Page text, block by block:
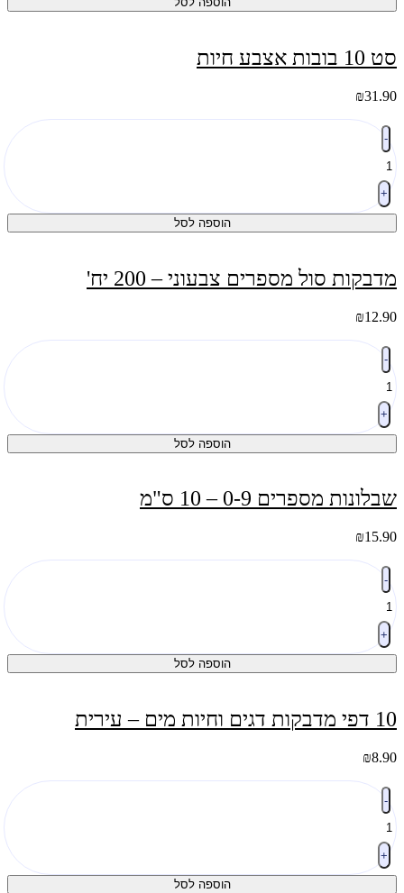
סט 10 בובות אצבע חיות
₪31.90
כמות
של
סט
10
בובות
אצבע
-
+
הוספה לסל
מדבקות סול מספרים צבעוני – 200 יח'
₪12.90
כמות
של
מדבקות
סול
מספרים
צבעוני
-
+
הוספה לסל
שבלונות מספרים 0-9 – 10 ס"מ
₪15.90
כמות
של
שבלונות
מספרים
0-
9
-
+
הוספה לסל
10 דפי מדבקות דגים וחיות מים – עירית
₪8.90
כמות
של
10
דפי
מדבקות
דגים
-
+
הוספה לסל